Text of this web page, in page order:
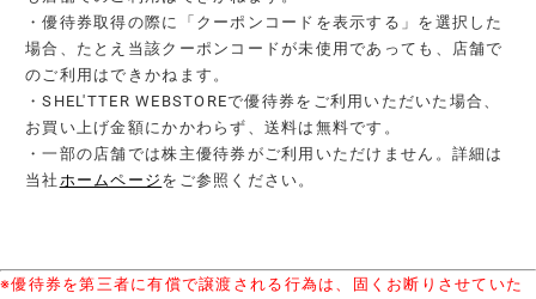
・優待券取得の際に「クーポンコードを表示する」を選択した
場合、たとえ当該クーポンコードが未使用であっても、店舗で
のご利用はできかねます。
・SHEL'TTER WEBSTOREで優待券をご利用いただいた場合、
お買い上げ金額にかかわらず、送料は無料です。
・一部の店舗では株主優待券がご利用いただけません。詳細は
当社 ホームページ をご参照ください。
※優待券を第三者に有償で譲渡される行為は、固くお断りさせていた